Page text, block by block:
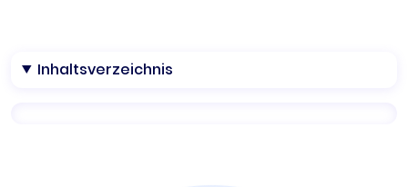
Inhaltsverzeichnis